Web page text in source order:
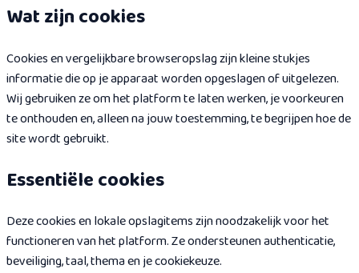
Wat zijn cookies
Cookies en vergelijkbare browseropslag zijn kleine stukjes
informatie die op je apparaat worden opgeslagen of uitgelezen.
Wij gebruiken ze om het platform te laten werken, je voorkeuren
te onthouden en, alleen na jouw toestemming, te begrijpen hoe de
site wordt gebruikt.
Essentiële cookies
Deze cookies en lokale opslagitems zijn noodzakelijk voor het
functioneren van het platform. Ze ondersteunen authenticatie,
beveiliging, taal, thema en je cookiekeuze.